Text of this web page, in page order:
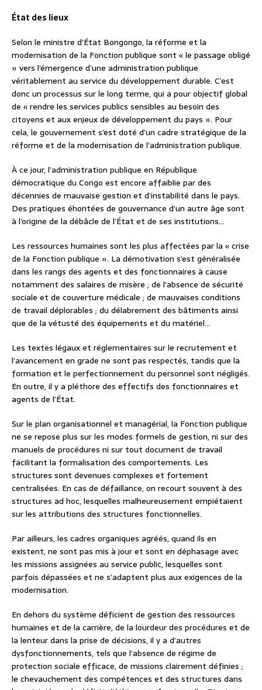
État des lieux
Selon le ministre d’État Bongongo, la réforme et la
modernisation de la Fonction publique sont « le passage obligé
» vers l’émergence d’une administration publique
véritablement au service du développement durable. C’est
donc un processus sur le long terme, qui a pour objectif global
de « rendre les services publics sensibles au besoin des
citoyens et aux enjeux de développement du pays ». Pour
cela, le gouvernement s’est doté d’un cadre stratégique de la
réforme et de la modernisation de l’administration publique.
À ce jour, l’administration publique en République
démocratique du Congo est encore affaiblie par des
décennies de mauvaise gestion et d’instabilité dans le pays.
Des pratiques éhontées de gouvernance d’un autre âge sont
à l’origine de la débâcle de l’État et de ses institutions…
Les ressources humaines sont les plus affectées par la « crise
de la Fonction publique ». La démotivation s’est généralisée
dans les rangs des agents et des fonctionnaires à cause
notamment des salaires de misère ; de l’absence de sécurité
sociale et de couverture médicale ; de mauvaises conditions
de travail déplorables ; du délabrement des bâtiments ainsi
que de la vétusté des équipements et du matériel…
Les textes légaux et réglementaires sur le recrutement et
l’avancement en grade ne sont pas respectés, tandis que la
formation et le perfectionnement du personnel sont négligés.
En outre, il y a pléthore des effectifs des fonctionnaires et
agents de l’État.
Sur le plan organisationnel et managérial, la Fonction publique
ne se repose plus sur les modes formels de gestion, ni sur des
manuels de procédures ni sur tout document de travail
facilitant la formalisation des comportements. Les
structures sont devenues complexes et fortement
centralisées. En cas de défaillance, on recourt souvent à des
structures ad hoc, lesquelles malheureusement empiétaient
sur les attributions des structures fonctionnelles.
Par ailleurs, les cadres organiques agréés, quand ils en
existent, ne sont pas mis à jour et sont en déphasage avec
les missions assignées au service public, lesquelles sont
parfois dépassées et ne s’adaptent plus aux exigences de la
modernisation.
En dehors du système déficient de gestion des ressources
humaines et de la carrière, de la lourdeur des procédures et de
la lenteur dans la prise de décisions, il y a d’autres
dysfonctionnements, tels que l’absence de régime de
protection sociale efficace, de missions clairement définies ;
le chevauchement des compétences et des structures dans